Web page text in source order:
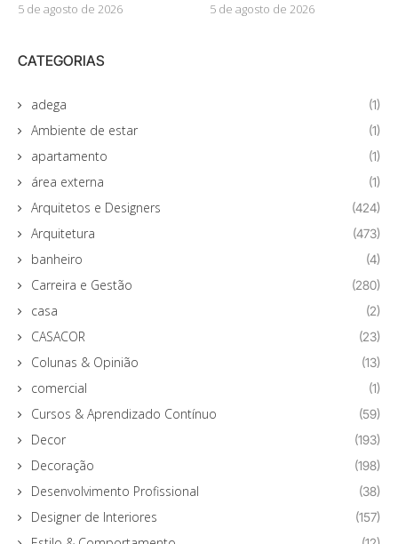
5 de agosto de 2026 5 de agosto de 2026
CATEGORIAS
adega (1)
Ambiente de estar (1)
apartamento (1)
área externa (1)
Arquitetos e Designers (424)
Arquitetura (473)
banheiro (4)
Carreira e Gestão (280)
casa (2)
CASACOR (23)
Colunas & Opinião (13)
comercial (1)
Cursos & Aprendizado Contínuo (59)
Decor (193)
Decoração (198)
Desenvolvimento Profissional (38)
Designer de Interiores (157)